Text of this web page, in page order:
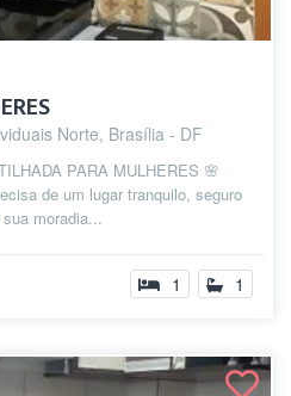
Norte, Brasília - DF
PARA MULHERES 🌸
de um lugar tranquilo, seguro
moradia...
1 1